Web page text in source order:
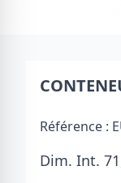
Référence :
Dim. Int.